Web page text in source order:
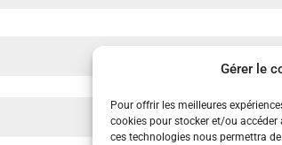
Gérer le
Pour offrir les meilleures
cookies pour stocker et/ou
ces technologies nous permettra